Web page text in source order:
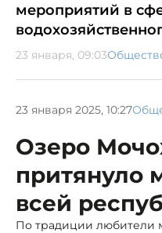
мероприятий в
23 января, 09:03
23 января 2025, 10:27
Озеро
притянуло
всей
По традиции любители